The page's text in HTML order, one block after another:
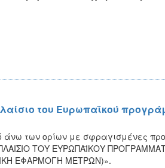
του Ευρωπαϊκού
άνω των ορίων με σφραγισμένες
ΤΟΥ ΕΥΡΩΠΑΪΚΟΥ
ΕΦΑΡΜΟΓΗ ΜΕΤΡΩΝ)».